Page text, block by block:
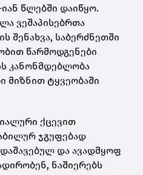
წლებში დაიწყო.
ვეშაპისებრთა
შენახვა, საბერძნეთში
წარმოდგენები
კანონმდებლობა
მიზნით ტყვეობაში
ქცევით
ჯგუფებად
და ავადმყოფ
ნაშიერებს